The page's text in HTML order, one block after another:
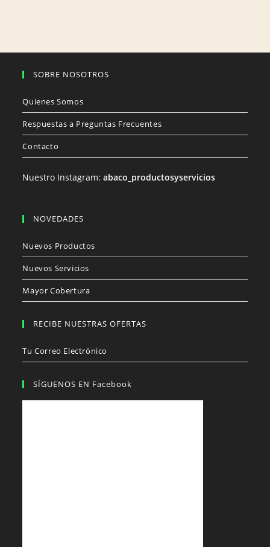
SOBRE NOSOTROS
Quienes Somos
Respuestas a Preguntas Frecuentes
Contacto
Nuestro Instagram:abaco_productosyservicios
NOVEDADES
Nuevos Productos
Nuevos Servicios
Mayor Cobertura
RECIBE NUESTRAS OFERTAS
Tu Correo Electrónico
SÍGUENOS EN Facebook